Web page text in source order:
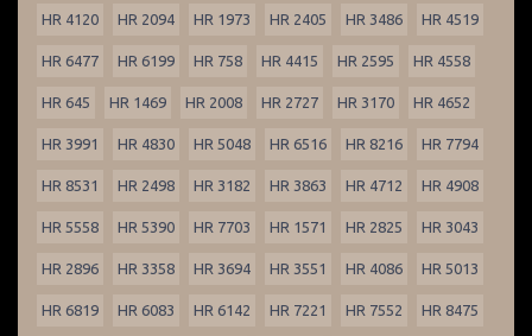
HR 4120 HR 2094 HR 1973 HR 2405 HR 3486 HR 4519
HR 6477 HR 6199 HR 758 HR 4415 HR 2595 HR 4558
HR 645 HR 1469 HR 2008 HR 2727 HR 3170 HR 4652
HR 3991 HR 4830 HR 5048 HR 6516 HR 8216 HR 7794
HR 8531 HR 2498 HR 3182 HR 3863 HR 4712 HR 4908
HR 5558 HR 5390 HR 7703 HR 1571 HR 2825 HR 3043
HR 2896 HR 3358 HR 3694 HR 3551 HR 4086 HR 5013
HR 6819 HR 6083 HR 6142 HR 7221 HR 7552 HR 8475